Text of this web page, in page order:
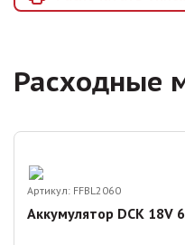
Расходные
Артикул: FFBL2060
Аккумулятор DCK 18V